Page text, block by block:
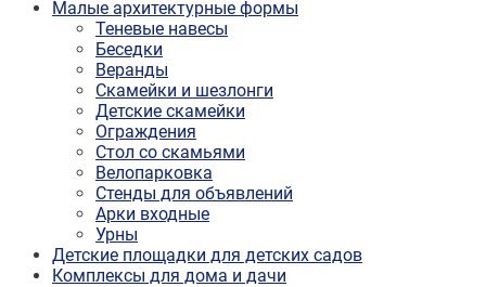
Малые архитектурные формы
Теневые навесы
Беседки
Веранды
Скамейки и шезлонги
Детские скамейки
Ограждения
Стол со скамьями
Велопарковка
Стенды для объявлений
Арки входные
Урны
Детские площадки для детских садов
Комплексы для дома и дачи